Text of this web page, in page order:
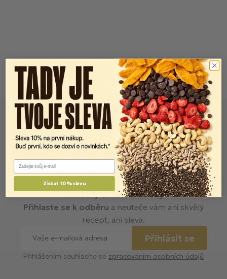
Newsletter
FITlettery do vaší schránky.
Přihlaste se k odběru a neuteče vám ani skvělý
recept, ani sleva.
Přihlásit se
Přihlášením souhlasíte se zpracováním osobních údajů
Email
Získat 10% slevu